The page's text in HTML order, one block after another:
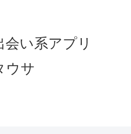
会い系アプリ
ウサ